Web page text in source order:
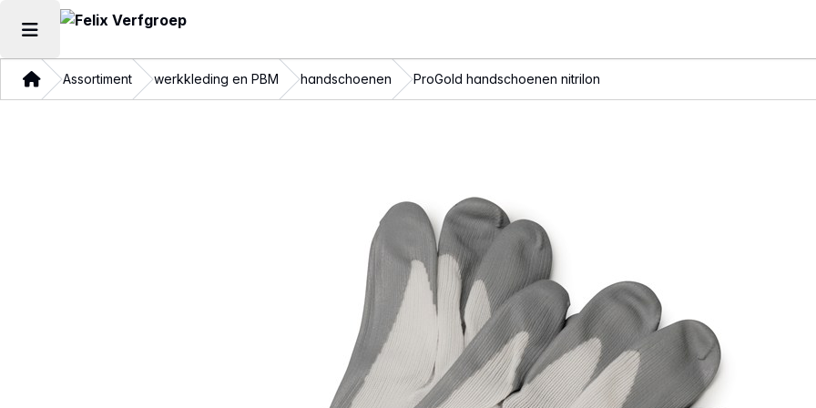
Hoofdmenu openen
ThuisAssortiment werkkleding en PBM handschoenen ProGold handschoenen nitrilon